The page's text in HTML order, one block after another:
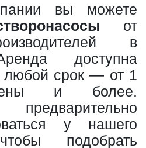
вы можете
от
в
доступна
любой срок — от 1
и более.
у нашего
подобрать